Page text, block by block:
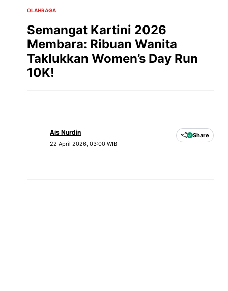
OLAHRAGA
Semangat Kartini 2026
Membara: Ribuan Wanita
Taklukkan Women’s Day Run
10K!
Ais Nurdin
22 April 2026, 03:00 WIB
Share